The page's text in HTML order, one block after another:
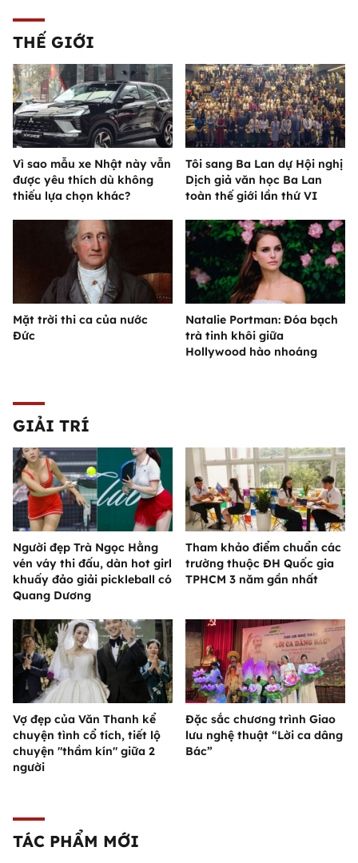
THẾ GIỚI
Vì sao mẫu xe Nhật này vẫn
được yêu thích dù không
thiếu lựa chọn khác?
Tôi sang Ba Lan dự Hội nghị
Dịch giả văn học Ba Lan
toàn thế giới lần thứ VI
Mặt trời thi ca của nước
Đức
Natalie Portman: Đóa bạch
trà tinh khôi giữa
Hollywood hào nhoáng
GIẢI TRÍ
Người đẹp Trà Ngọc Hằng
vén váy thi đấu, dàn hot girl
khuấy đảo giải pickleball có
Quang Dương
Tham khảo điểm chuẩn các
trường thuộc ĐH Quốc gia
TPHCM 3 năm gần nhất
Vợ đẹp của Văn Thanh kể
chuyện tình cổ tích, tiết lộ
chuyện "thầm kín" giữa 2
người
Đặc sắc chương trình Giao
lưu nghệ thuật “Lời ca dâng
Bác”
TÁC PHẨM MỚI